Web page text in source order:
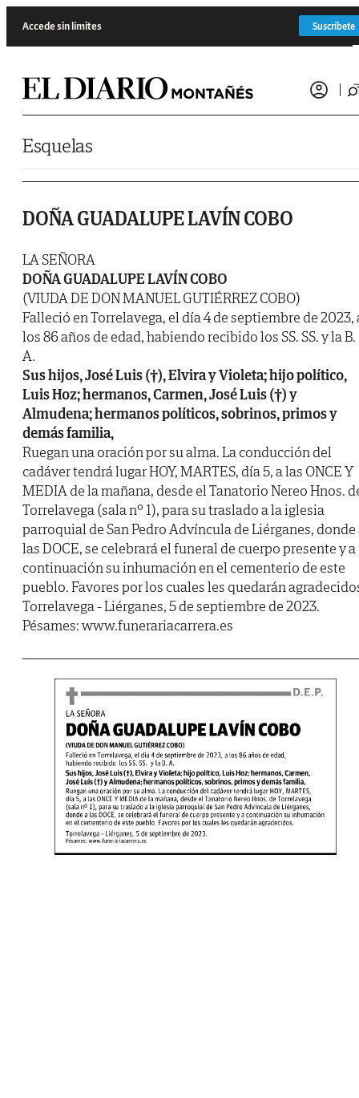
Accede sin límites Suscríbete
Esquelas
DOÑA GUADALUPE LAVÍN COBO
LA SEÑORA
DOÑA GUADALUPE LAVÍN COBO
(VIUDA DE DON MANUEL GUTIÉRREZ COBO)
Falleció en Torrelavega, el día 4 de septiembre de 2023,
los 86 años de edad, habiendo recibido los SS. SS. y la B.
A.
Sus hijos, José Luis (†), Elvira y Violeta; hijo político,
Luis Hoz; hermanos, Carmen, José Luis (†) y
Almudena; hermanos políticos, sobrinos, primos y
demás familia,
Ruegan una oración por su alma. La conducción del
cadáver tendrá lugar HOY, MARTES, día 5, a las ONCE Y
MEDIA de la mañana, desde el Tanatorio Nereo Hnos.
Torrelavega (sala nº 1), para su traslado a la iglesia
parroquial de San Pedro Advíncula de Liérganes, donde
las DOCE, se celebrará el funeral de cuerpo presente y a
continuación su inhumación en el cementerio de este
pueblo. Favores por los cuales les quedarán
Torrelavega - Liérganes, 5 de septiembre de 2023.
Pésames: www.funerariacarrera.es